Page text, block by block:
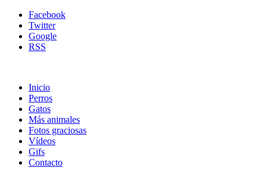
Facebook
Twitter
Google
RSS
Inicio
Perros
Gatos
Más animales
Fotos graciosas
Vídeos
Gifs
Contacto